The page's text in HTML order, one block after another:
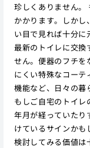
珍しくありません。
かかります。しか
い目で見れば十分に
最新のトイレに交換
せん。便器のフチを
にくい特殊なコーテ
機能など、日々の暮
もしご自宅のトイレ
年月が経っていたり
けているサインかも
検討してみる価値は